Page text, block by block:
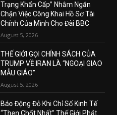
Trạng Khẩn Cấp” Nhằm Ngăn
Chặn Việc Công Khai Hồ Sơ Tài
Chính Của Mình Cho Đài BBC
August 5, 2026
THẾ GIỚI GỌI CHÍNH SÁCH CỦA
TRUMP VỀ IRAN LÀ “NGOẠI GIAO
MẪU GIÁO”
August 5, 2026
Báo Động Đỏ Khi Chỉ Số Kinh Tế
“Then Chốt Nhất” Thế Giới Phát